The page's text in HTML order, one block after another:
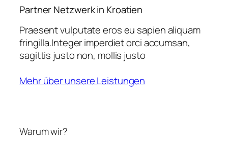
Partner Netzwerk in Kroatien
Praesent vulputate eros eu sapien aliquam
fringilla.Integer imperdiet orci accumsan,
sagittis justo non, mollis justo
Mehr über unsere Leistungen
Warum wir?